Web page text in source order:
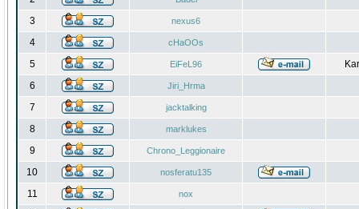
3 nexus6
4 cHaOOs
5 EiFeL96
6
Jiri_Hrma
7 jacktalking
8 marklukes
9 Chrono_Leggionaire
10 nosferatu135
11 nox